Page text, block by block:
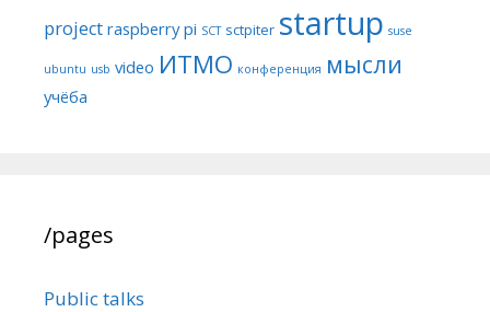
project raspberry pi SCT sctpiter startup suse
ubuntu usb video ИТМО конференция мысли
учёба
/pages
Public talks